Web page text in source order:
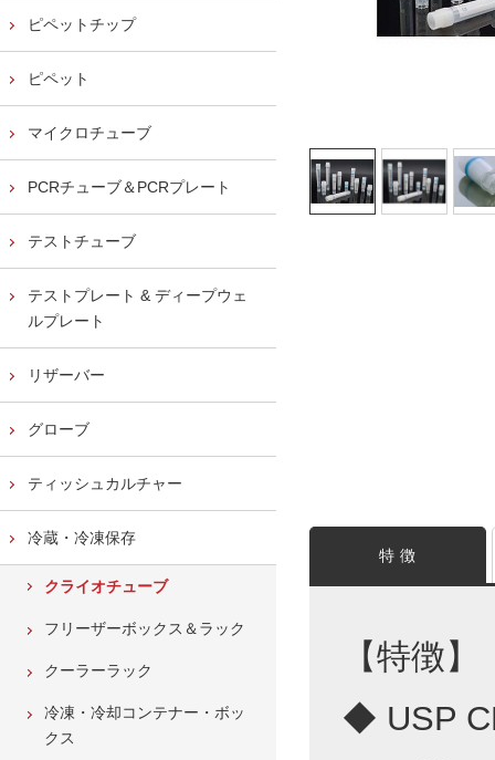
特 徴
【特徴】
◆ USP
ピペットチップ
ピペット
マイクロチューブ
PCRチューブ＆PCRプレート
テストチューブ
テストプレート & ディープウェ
ルプレート
リザーバー
グローブ
ティッシュカルチャー
冷蔵・冷凍保存
クライオチューブ
フリーザーボックス＆ラック
クーラーラック
冷凍・冷却コンテナー・ボッ
クス